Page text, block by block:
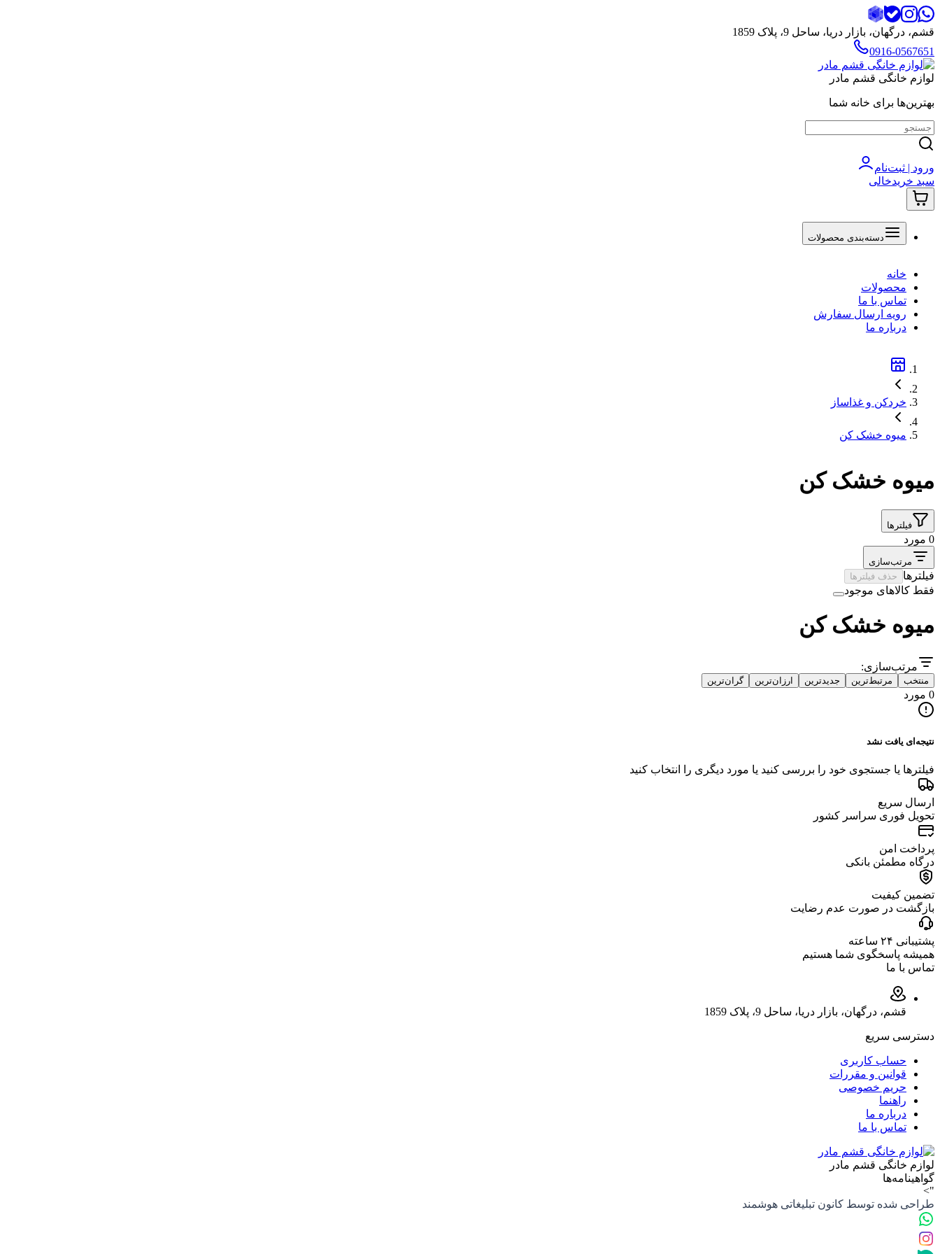
قشم، درگهان، بازار دریا، ساحل 9، پلاک 1859
0916-0567651
لوازم خانگی قشم مادر
بهترین‌ها برای خانه شما
ورود | ثبت‌نام
سبد خریدخالی
دسته‌بندی محصولات
خانه
محصولات
تماس با ما
رویه ارسال سفارش
درباره ما
خردکن و غذاساز
میوه خشک کن
میوه خشک کن
فیلترها
0 مورد
مرتب‌سازی
فیلترها حذف فیلترها
فقط کالاهای موجود
میوه خشک کن
مرتب‌سازی:
منتخب مرتبط‌ترین جدیدترین ارزان‌ترین گران‌ترین
0 مورد
نتیجه‌ای یافت نشد
فیلترها یا جستجوی خود را بررسی کنید یا مورد دیگری را انتخاب کنید
ارسال سریع
تحویل فوری سراسر کشور
پرداخت امن
درگاه مطمئن بانکی
تضمین کیفیت
بازگشت در صورت عدم رضایت
پشتیبانی ۲۴ ساعته
همیشه پاسخگوی شما هستیم
تماس با ما
قشم، درگهان، بازار دریا، ساحل 9، پلاک 1859
دسترسی سریع
حساب کاربری
قوانین و مقررات
حریم خصوصی
راهنما
درباره ما
تماس با ما
لوازم خانگی قشم مادر
گواهینامه‌ها
">
طراحی شده توسط کانون تبلیغاتی هوشمند